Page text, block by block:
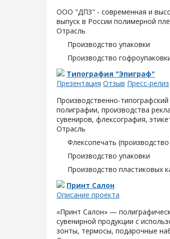
ООО "ДПЗ" - современная и
выпуск в России полимерной
Отрасль
Производство упаковки
Производство
Типография "Эпиграф"
Презентация Отзыв Пресс-релиз
Производственно-
полиграфии, производства
сувениров, флексография,
Отрасль
Флексопечать
Производство упаковки
Производство пластиковых
Принт Салон
Описание проекта
«Принт Салон» —
сувенирной продукции с
зонты, термосы, подарочные